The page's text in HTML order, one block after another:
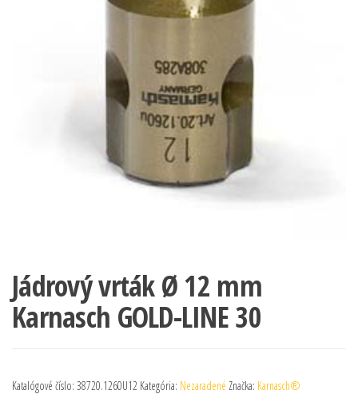
Jádrový vrták Ø 12 mm
Karnasch GOLD-LINE 30
Katalógové číslo: 38720.1260U12 Kategória: Nezaradené Značka: Karnasch®